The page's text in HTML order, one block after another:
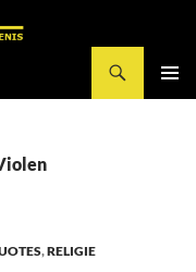
,RELIGIE